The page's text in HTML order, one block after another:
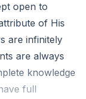
open to
of His
are infinitely
are always
knowledge
full